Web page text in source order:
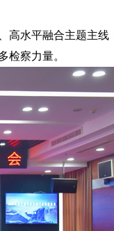
高水平融合主题主线
检察力量。